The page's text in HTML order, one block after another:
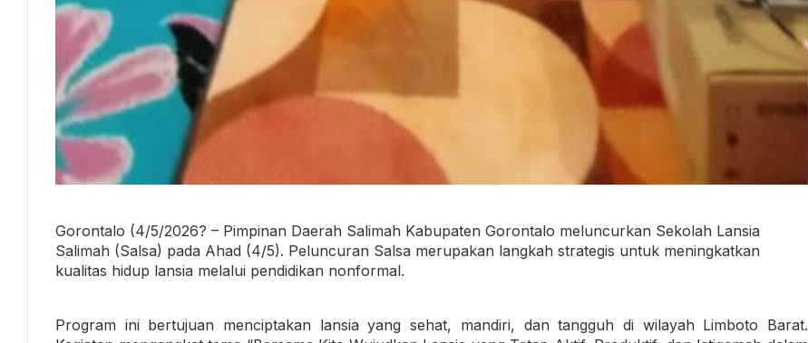
Gorontalo (4/5/2026? – Pimpinan Daerah Salimah Kabupaten Gorontalo meluncurkan Sekolah Lansia
Salimah (Salsa) pada Ahad (4/5). Peluncuran Salsa merupakan langkah strategis untuk meningkatkan
kualitas hidup lansia melalui pendidikan nonformal.
Program ini bertujuan menciptakan lansia yang sehat, mandiri, dan tangguh di wilayah Limboto Barat.